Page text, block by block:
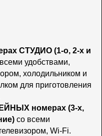
СТУДИО (1-о, 2-х и
удобствами,
холодильником и
для приготовления
номерах (3-х,
со всеми
Wi-Fi.